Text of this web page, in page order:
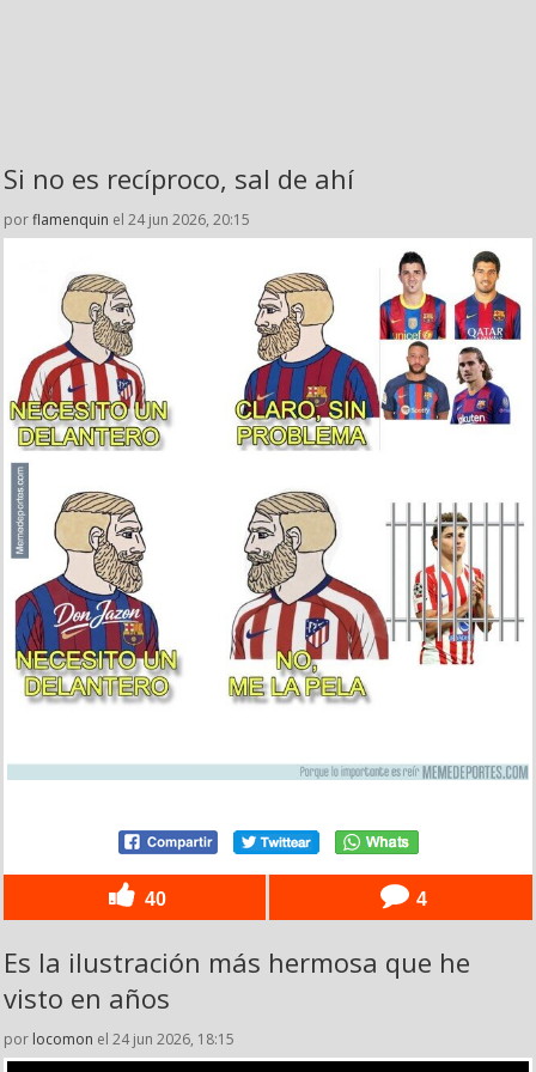
Si no es recíproco, sal de ahí
porflamenquin el 24 jun 2026, 20:15
40 4
Es la ilustración más hermosa que he
visto en años
por locomon el 24 jun 2026, 18:15